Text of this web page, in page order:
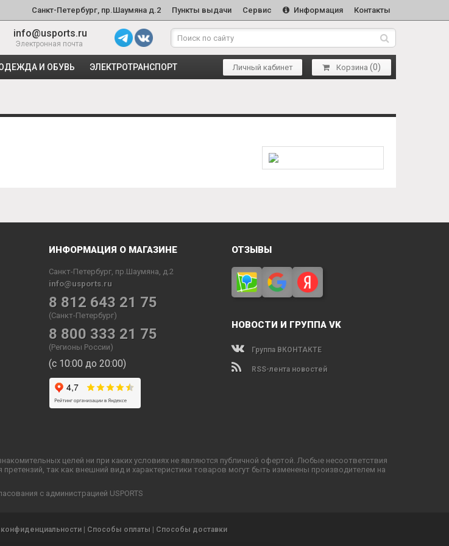
Санкт-Петербург, пр.Шаумяна д.2 Пункты выдачи Сервис Информация Контакты
info@usports.ru
Электронная почта
И ОБУВЬ ЭЛЕКТРОТРАНСПОРТ Личный кабинет Корзина (0)
ИНФОРМАЦИЯ О МАГАЗИНЕ
Санкт-Петербург, пр.Шаумяна, д.2
info@usports.ru
8 812 643 21 75
(Санкт-Петербург)
8 800 333 21 75
(Регионы России)
(с 10:00 до 20:00)
ОТЗЫВЫ
НОВОСТИ И ГРУППА VK
Группа ВКОНТАКТЕ
RSS-лента новостей
целей ни при каких условиях не являются публичной офертой. Любые несоответствия
так как внешний вид и характеристики товаров могут быть изменены производителем на
с администрацией USPORTS
конфиденциальности| Способы оплаты Способы доставки